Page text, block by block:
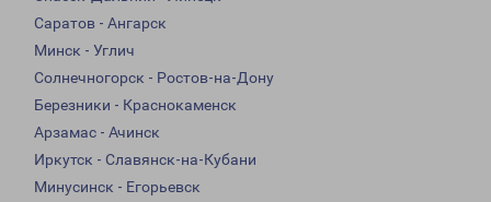
Саратов - Ангарск
Минск - Углич
Солнечногорск - Ростов-на-Дону
Березники - Краснокаменск
Арзамас - Ачинск
Иркутск - Славянск-на-Кубани
Минусинск - Егорьевск